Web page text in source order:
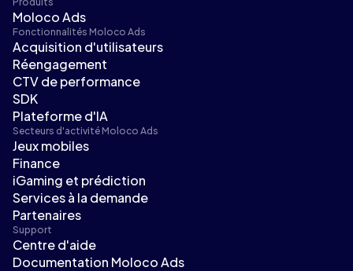
Moloco Ads
Fonctionnalités Moloco Ads
Acquisition d'utilisateurs
Réengagement
CTV de performance
SDK
Plateforme d'IA
Secteurs d'activité Moloco Ads
Jeux mobiles
Finance
iGaming et prédiction
Services à la demande
Partenaires
Support
Centre d'aide
Documentation Moloco Ads